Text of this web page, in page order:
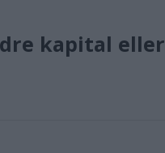
kapital eller